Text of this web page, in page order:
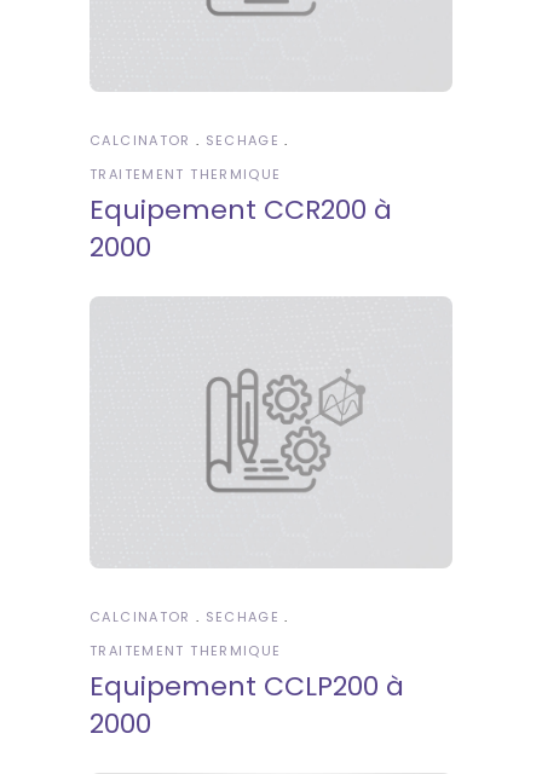
CALCINATOR
SECHAGE
TRAITEMENT THERMIQUE
Equipement CCR200 à
2000
CALCINATOR
SECHAGE
TRAITEMENT THERMIQUE
Equipement CCLP200 à
2000